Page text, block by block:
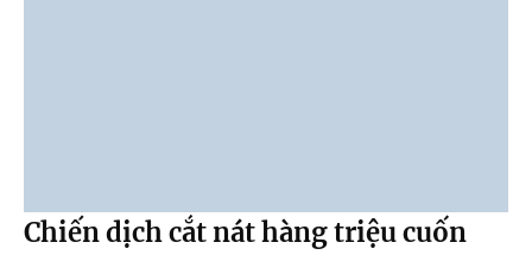
Chiến dịch cắt nát hàng triệu cuốn